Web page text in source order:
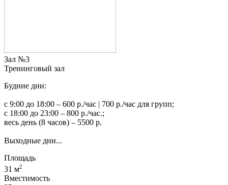
Зал №3
Тренинговый зал
Будние дни:
с 9:00 до 18:00 – 600 р./час | 700 р./час для групп;
с 18:00 до 23:00 – 800 р./час.;
весь день (8 часов) – 5500 р.
Выходные дни...
Площадь
31 м2
Вместимость